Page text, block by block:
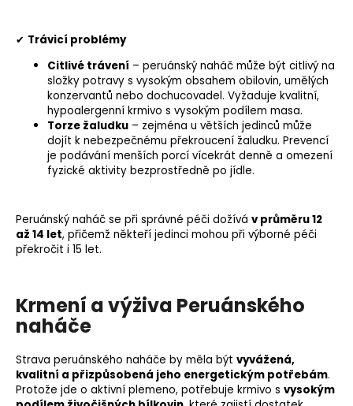
✔ Trávicí problémy
Citlivé trávení – peruánský naháč může být citlivý na
složky potravy s vysokým obsahem obilovin, umělých
konzervantů nebo dochucovadel. Vyžaduje kvalitní,
hypoalergenní krmivo s vysokým podílem masa.
Torze žaludku – zejména u větších jedinců může
dojít k nebezpečnému překroucení žaludku. Prevencí
je podávání menších porcí vícekrát denně a omezení
fyzické aktivity bezprostředně po jídle.
Peruánský naháč se při správné péči dožívá v průměru 12
až 14 let, přičemž někteří jedinci mohou při výborné péči
překročit i 15 let.
Krmení a výživa Peruánského
naháče
Strava peruánského naháče by měla být vyvážená,
kvalitní a přizpůsobená jeho energetickým potřebám.
Protože jde o aktivní plemeno, potřebuje krmivo s vysokým